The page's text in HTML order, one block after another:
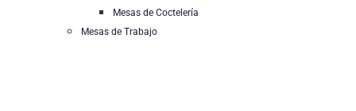
Mesas de Coctelería
Mesas de Trabajo